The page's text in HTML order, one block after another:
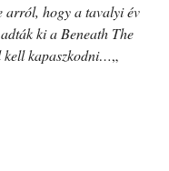
arról, hogy a tavalyi év
ki a Beneath The
kell kapaszkodni…„